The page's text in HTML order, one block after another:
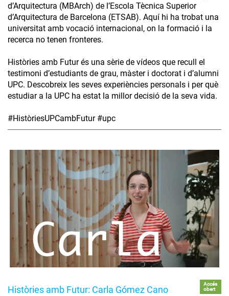
d’Arquitectura (MBArch) de l’Escola Tècnica Superior
d’Arquitectura de Barcelona (ETSAB). Aquí hi ha trobat una
universitat amb vocació internacional, on la formació i la
recerca no tenen fronteres.
Històries amb Futur és una sèrie de vídeos que recull el
testimoni d’estudiants de grau, màster i doctorat i d’alumni
UPC. Descobreix les seves experiències personals i per què
estudiar a la UPC ha estat la millor decisió de la seva vida.
#HistòriesUPCambFutur #upc
Històries amb Futur: Carla Gómez Cano
Accés
obert